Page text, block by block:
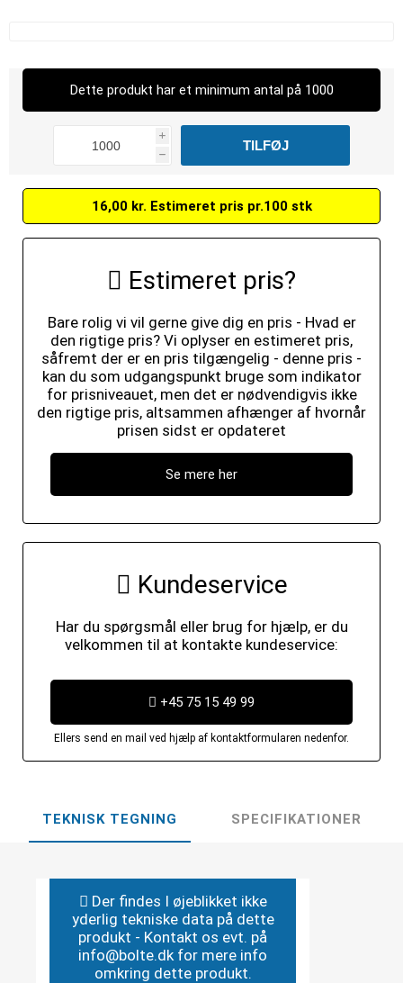
Dette produkt har et minimum antal på 1000
i
h
16,00 kr. Estimeret pris pr.100 stk
Estimeret pris?
Bare rolig vi vil gerne give dig en pris - Hvad er
den rigtige pris? Vi oplyser en estimeret pris,
såfremt der er en pris tilgængelig - denne pris -
kan du som udgangspunkt bruge som indikator
for prisniveauet, men det er nødvendigvis ikke
den rigtige pris, altsammen afhænger af hvornår
prisen sidst er opdateret
Se mere her
Kundeservice
Har du spørgsmål eller brug for hjælp, er du
velkommen til at kontakte kundeservice:
+45 75 15 49 99
Ellers send en mail ved hjælp af kontaktformularen nedenfor.
TEKNISK TEGNING SPECIFIKATIONER
Der findes I øjeblikket ikke
yderlig tekniske data på dette
produkt - Kontakt os evt. på
info@bolte.dk for mere info
omkring dette produkt.